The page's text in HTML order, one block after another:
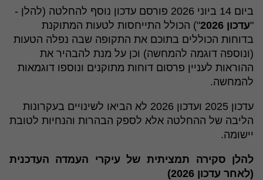
ביום 14 ביוני 2026 פורסם עדכון נוסף להחלטה (להלן -
"עדכון 2026
") הכולל התייחסות לטעות המתוקנת
בדוחות הכוללים בתוכם את התקופה שבה נפלה הטעות
(ונוספה דוגמה להמחשה) וכן על מנת להבהיר את
ההוראות לעניין פרסום דוחות מתוקנים ונוספו דוגמאות
להמחשה.
עדכון 2025 ועדכון 2026 לא הביאו לשינויים בעקרונות
הליבה של ההחלטה אלא לספק הבהרות והנחיות לטובת
יישומה.
להלן סקירה תמציתית של עיקרי העמדה העדכנית
(לאחר עדכון 2026)